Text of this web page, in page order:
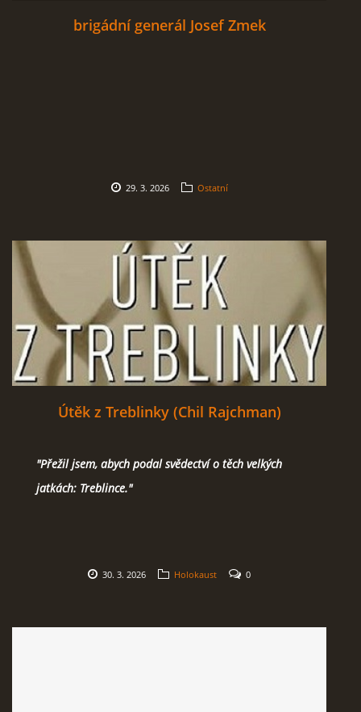
brigádní generál Josef Zmek
29. 3. 2026 Ostatní
Útěk z Treblinky (Chil Rajchman)
"Přežil jsem, abych podal svědectví o těch velkých
jatkách: Treblince."
30. 3. 2026 Holokaust 0